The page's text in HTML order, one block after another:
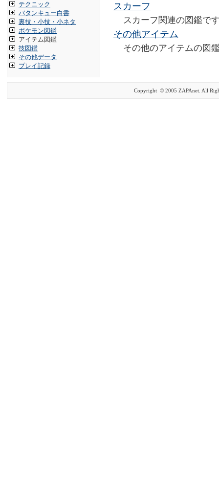
テクニック
バタンキュー白書
裏技・小技・小ネタ
ポケモン図鑑
アイテム図鑑
技図鑑
その他データ
プレイ記録
スカーフ
スカーフ関連の図鑑で
その他アイテム
その他のアイテムの図
Copyright © 2005 ZAPAnet. All